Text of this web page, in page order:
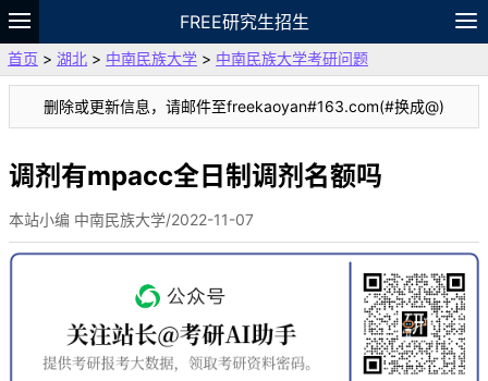
FREE研究生招生
题库
故事 专题 APP 笔记
论坛
VIP
资料
首页 > 湖北 > 中南民族大学 > 中南民族大学考研问题
删除或更新信息，请邮件至freekaoyan#163.com(#换成@)
调剂有mpacc全日制调剂名额吗
本站小编 中南民族大学/2022-11-07